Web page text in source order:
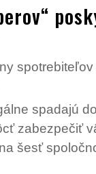
spadajú
zabezpečiť
šesť